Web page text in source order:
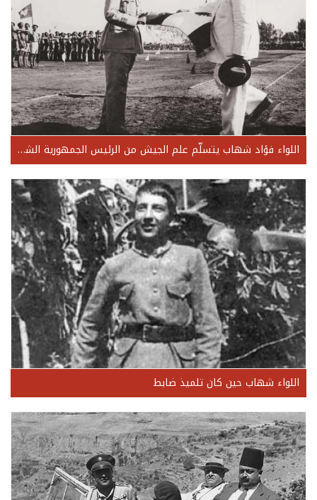
اللواء فؤاد شهاب يتسلّم علم الجيش من الرئيس الجمهورية الشيخ بشارة الخوري في آب 1945
اللواء شهاب حين كان تلميذ ضابط